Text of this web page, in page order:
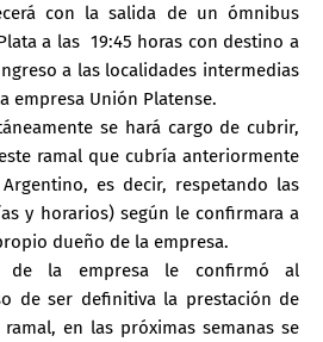
con la salida de un ómnibus
a las 19:45 horas con destino a
a las localidades intermedias
empresa Unión Platense.
se hará cargo de cubrir,
ramal que cubría anteriormente
es decir, respetando las
y horarios) según le confirmara a
dueño de la empresa.
de la empresa le confirmó al
de ser definitiva la prestación de
en las próximas semanas se